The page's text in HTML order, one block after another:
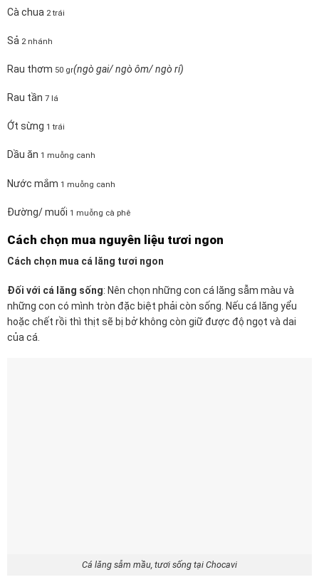
Cà chua 2 trái
Sả 2 nhánh
Rau thơm 50 gr(ngò gai/ ngò ôm/ ngò rí)
Rau tần 7 lá
Ớt sừng 1 trái
Dầu ăn 1 muỗng canh
Nước mắm 1 muỗng canh
Đường/ muối 1 muỗng cà phê
Cách chọn mua nguyên liệu tươi ngon
Cách chọn mua cá lăng tươi ngon
Đối với cá lăng sống: Nên chọn những con cá lăng sẫm màu và
những con có mình tròn đặc biệt phải còn sống. Nếu cá lăng yểu
hoặc chết rồi thì thịt sẽ bị bở không còn giữ được độ ngọt và dai
của cá.
Cá lăng sẫm mầu, tươi sống tại Chocavi